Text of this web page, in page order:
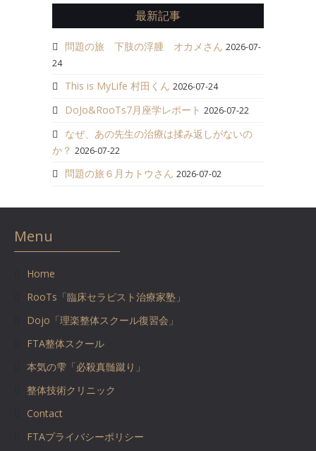
最新記事
問題の旅 下肢の浮腫 オカメさん 2026-07-
24
This is MyLife 村田くん 2026-07-24
DoJo&RooTs7月座学レポート 2026-07-22
なぜ、あの先生の治療は揉み返しがないの
か？ 2026-07-22
問題の旅６月カトウさん 2026-07-02
Menu
Home
RooTs「臨床セラピスト治療家塾」
Dojo「理楽整体スクール復習会」
FTA整体スクール
本気の雫「必殺真髄蹴り」
整体技術クリニック
Contact
FTAプライバシーポリシー